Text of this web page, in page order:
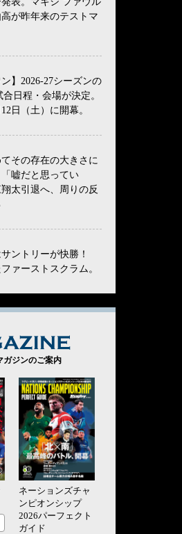
が昨年来のテストマ
ン】2026-27シーズンの
日程・会場が決定。
日（土）に開幕。
てその存在の大きさに
嘘だと思ってい
太引退へ、周りの反
サントリーが快勝！
ァーストスクラム。
ガジンのご案内
ネーションズチャ
ンピオンシップ
2026パーフェクト
ガイド